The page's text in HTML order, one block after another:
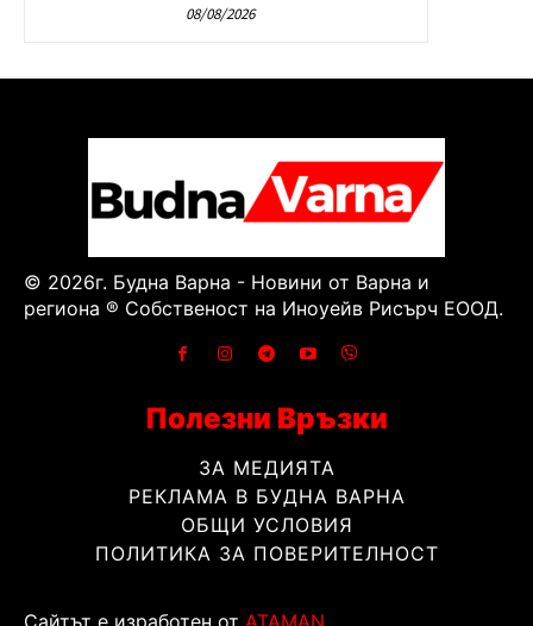
08/08/2026
© 2026г. Будна Варна - Новини от Варна и
региона ® Собственост на Иноуейв Рисърч ЕООД.
Полезни Връзки
ЗА МЕДИЯТА
РЕКЛАМА В БУДНА ВАРНА
ОБЩИ УСЛОВИЯ
ПОЛИТИКА ЗА ПОВЕРИТЕЛНОСТ